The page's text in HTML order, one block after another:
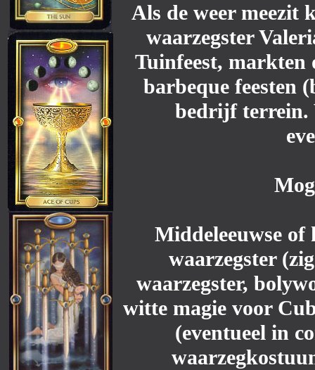
Als de weer meezit
waarzegster
Tuinfeest, markten
barbeque feesten
bedrijf terrein.
Middeleeuwse
waarzegster
waarzegster,
witte magie voor
(eventueel in